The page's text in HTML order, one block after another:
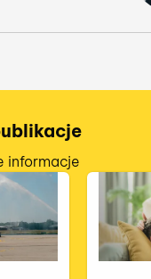
informacje